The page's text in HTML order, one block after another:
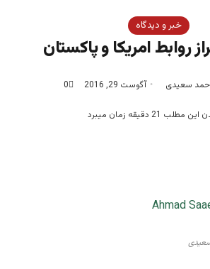
خبر و دیدگاه
روابط امریکا و پاکستان
سعیدی آگوست 29, 2016 0
21 دقیقه زمان میبرد